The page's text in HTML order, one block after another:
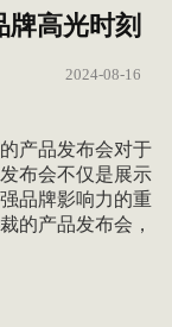
高光时刻
2024-08-16
产品发布会对于
布会不仅是展示
品牌影响力的重
的产品发布会，